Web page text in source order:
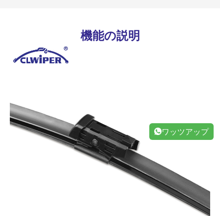
機能の説明
ワッツアップ